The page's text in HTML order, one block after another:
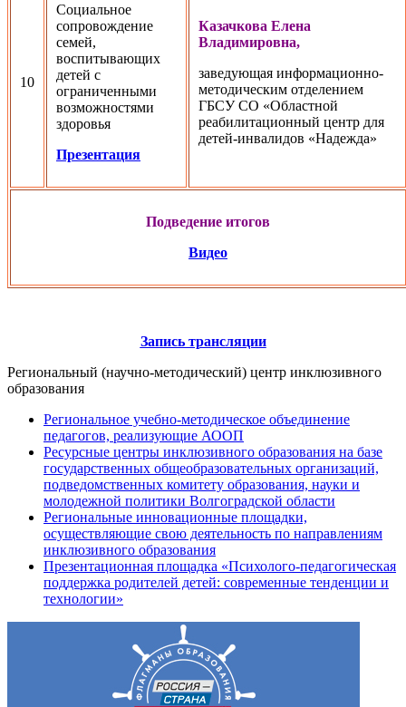
10
Социальное
сопровождение
семей,
воспитывающих
детей с
ограниченными
возможностями
здоровья
Презентация
Казачкова Елена
Владимировна,
заведующая информационно-
методическим отделением
ГБСУ СО «Областной
реабилитационный центр для
детей-инвалидов «Надежда»
Подведение итогов
Видео
Запись трансляции
Региональный (научно-методический) центр инклюзивного
образования
Региональное учебно-методическое объединение
педагогов, реализующие АООП
Ресурсные центры инклюзивного образования на базе
государственных общеобразовательных организаций,
подведомственных комитету образования, науки и
молодежной политики Волгоградской области
Региональные инновационные площадки,
осуществляющие свою деятельность по направлениям
инклюзивного образования
Презентационная площадка «Психолого-педагогическая
поддержка родителей детей: современные тенденции и
технологии»